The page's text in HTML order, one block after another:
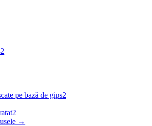
pe bază de gips2
2
→